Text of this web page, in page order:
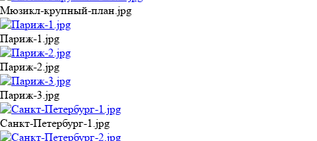
Мюзикл-крупный-план.jpg
Париж-1.jpg
Париж-2.jpg
Париж-3.jpg
Санкт-Петербург-1.jpg